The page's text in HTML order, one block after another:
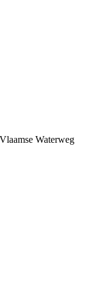
Waterweg